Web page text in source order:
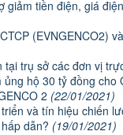
giảm tiền điện, giá
(EVNGENCO2)
tại trụ sở các đơn vị
hộ 30 tỷ đồng
2 (22/01/2021)
và tín hiệu chiến
dẫn? (19/01/2021)